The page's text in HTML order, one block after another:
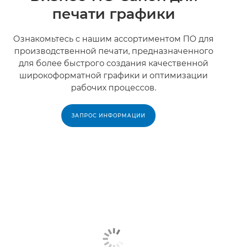
печати графики
Ознакомьтесь с нашим ассортиментом ПО для
производственной печати, предназначенного
для более быстрого создания качественной
широкоформатной графики и оптимизации
рабочих процессов.
ЗАПРОС ИНФОРМАЦИИ